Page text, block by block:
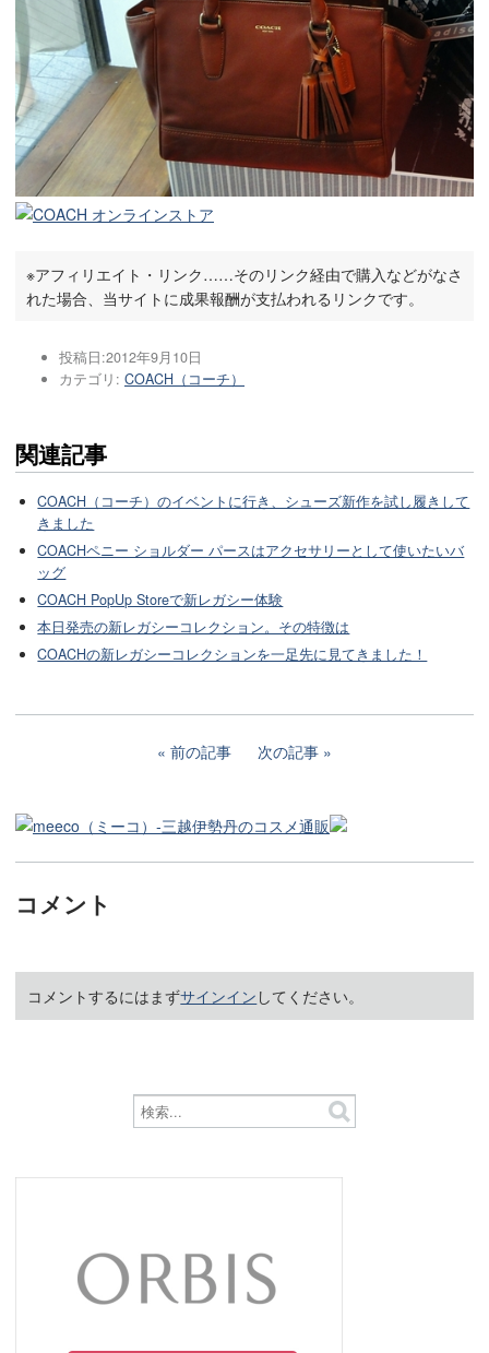
※アフィリエイト・リンク……そのリンク経由で購入などがなさ
れた場合、当サイトに成果報酬が支払われるリンクです。
投稿日:2012年9月10日
カテゴリ: COACH（コーチ）
関連記事
COACH（コーチ）のイベントに行き、シューズ新作を試し履きして
きました
COACHペニー ショルダー パースはアクセサリーとして使いたいバ
ッグ
COACH PopUp Storeで新レガシー体験
本日発売の新レガシーコレクション。その特徴は
COACHの新レガシーコレクションを一足先に見てきました！
前の記事 次の記事
コメント
コメントするにはまずサインイン してください。